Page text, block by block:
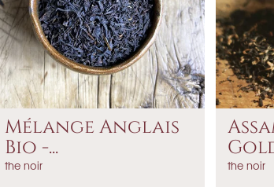
Mélange Anglais
Bio -...
the noir the noir